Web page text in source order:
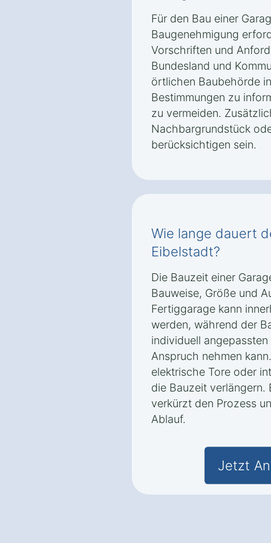
Für den Bau einer
Baugenehmigung
Vorschriften und
Bundesland und
örtlichen Baubehörde
Bestimmungen zu
zu vermeiden.
Nachbargrundstück
berücksichtigen sein.
Wie lange dauert
Eibelstadt?
Die Bauzeit einer
Bauweise, Größe und
Fertiggarage kann
werden, während der
individuell
Anspruch nehmen
elektrische Tore oder
die Bauzeit verlängern.
verkürzt den Prozess
Ablauf.
Jetzt